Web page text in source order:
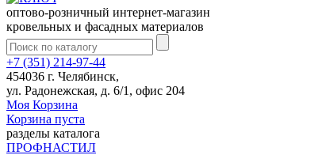
оптово-розничный интернет-магазин
кровельных и фасадных материалов
+7 (351) 214-97-44
454036 г. Челябинск,
ул. Радонежская, д. 6/1, офис 204
Моя Корзина
Корзина пуста
разделы каталога
ПРОФНАСТИЛ